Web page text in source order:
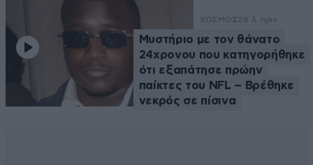
ΚΟΣΜΟΣ28 λ. πριν
Μυστήριο με τον θάνατο
24χρονου που κατηγορήθηκε
ότι εξαπάτησε πρώην
παίκτες του NFL – Βρέθηκε
νεκρός σε πίσινα